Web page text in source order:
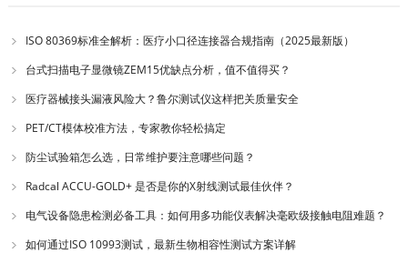
ISO 80369标准全解析：医疗小口径连接器合规指南（2025最新版）
台式扫描电子显微镜ZEM15优缺点分析，值不值得买？
医疗器械接头漏液风险大？鲁尔测试仪这样把关质量安全
PET/CT模体校准方法，专家教你轻松搞定
防尘试验箱怎么选，日常维护要注意哪些问题？
Radcal ACCU-GOLD+ 是否是你的X射线测试最佳伙伴？
电气设备隐患检测必备工具：如何用多功能仪表解决毫欧级接触电阻难题？
如何通过ISO 10993测试，最新生物相容性测试方案详解